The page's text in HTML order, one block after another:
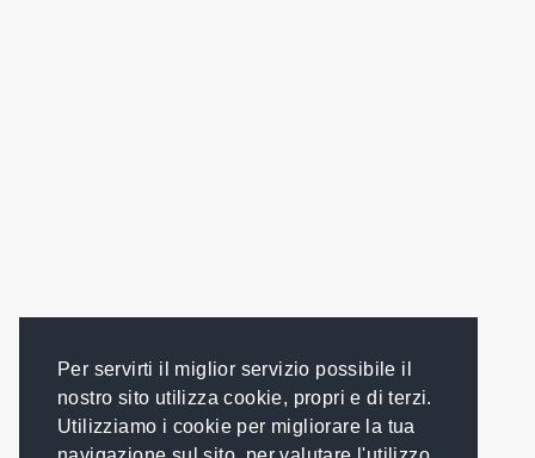
Per servirti il miglior servizio possibile il
nostro sito utilizza cookie, propri e di terzi.
Utilizziamo i cookie per migliorare la tua